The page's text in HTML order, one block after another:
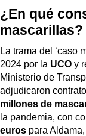
¿En qué
mascarillas?
La trama del ‘caso
2024 por la UCO y
Ministerio de
adjudicaron
millones de
la pandemia, con
euros para